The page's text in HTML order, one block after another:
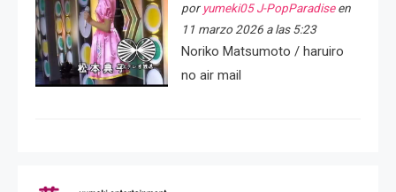
por yumeki05 J-PopParadiseen
11 marzo 2026 a las 5:23
Noriko Matsumoto / haruiro
no air mail